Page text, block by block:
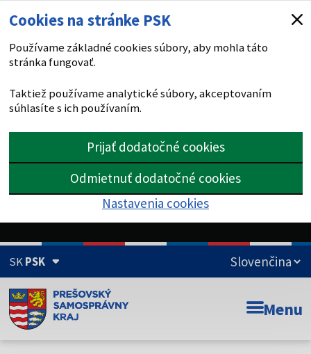
Cookies na stránke PSK
Používame základné cookies súbory, aby mohla táto
stránka fungovať.
Taktiež používame analytické súbory, akceptovaním
súhlasíte s ich používaním.
Prijať dodatočné cookies
Odmietnuť dodatočné cookies
Nastavenia cookies
SKPSK
Doména psk.sk je oficiálna
Toto je oficiálna webová stránka Prešovského
Menu